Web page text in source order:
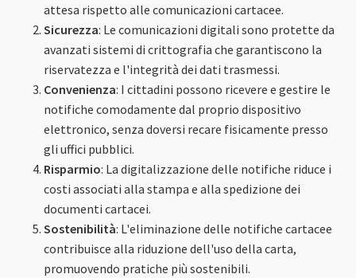
attesa rispetto alle comunicazioni cartacee.
Sicurezza: Le comunicazioni digitali sono protette da
avanzati sistemi di crittografia che garantiscono la
riservatezza e l'integrità dei dati trasmessi.
Convenienza: I cittadini possono ricevere e gestire le
notifiche comodamente dal proprio dispositivo
elettronico, senza doversi recare fisicamente presso
gli uffici pubblici.
Risparmio: La digitalizzazione delle notifiche riduce i
costi associati alla stampa e alla spedizione dei
documenti cartacei.
Sostenibilità: L'eliminazione delle notifiche cartacee
contribuisce alla riduzione dell'uso della carta,
promuovendo pratiche più sostenibili.